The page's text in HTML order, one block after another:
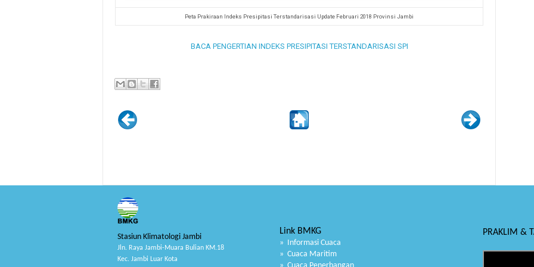
Peta Prakiraan Indeks Presipitasi Terstandarisasi Update Februari 2018 Provinsi Jambi
BACA PENGERTIAN INDEKS PRESIPITASI TERSTANDARISASI SPI
Stasiun Klimatologi Jambi
Jln. Raya Jambi-Muara Bulian KM.18
Kec. Jambi Luar Kota
Link BMKG
» Informasi Cuaca
» Cuaca Maritim
PRAKLIM &